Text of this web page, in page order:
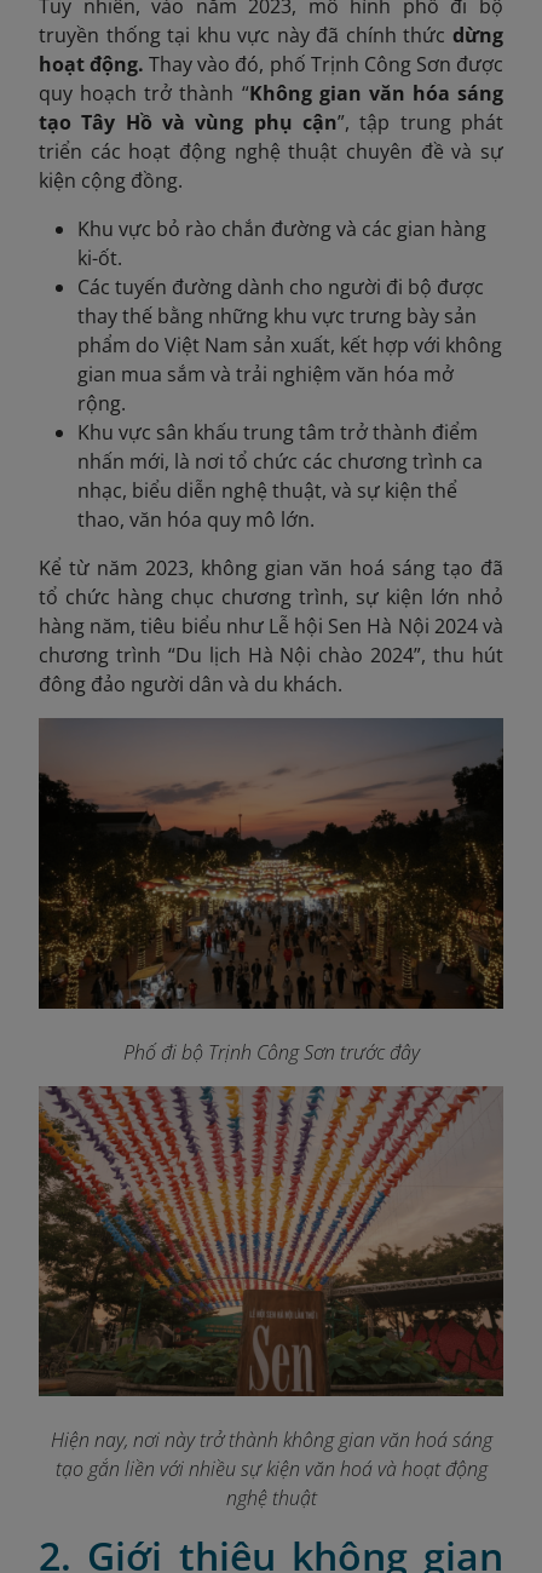
Tuy nhiên, vào năm 2023, mô hình phố đi bộ
truyền thống tại khu vực này đã chính thức dừng
hoạt động.Thay vào đó, phố Trịnh Công Sơn được
quy hoạch trở thành “Không gian văn hóa sáng
tạo Tây Hồ và vùng phụ cận”, tập trung phát
triển các hoạt động nghệ thuật chuyên đề và sự
kiện cộng đồng.
Khu vực bỏ rào chắn đường và các gian hàng
ki-ốt.
Các tuyến đường dành cho người đi bộ được
thay thế bằng những khu vực trưng bày sản
phẩm do Việt Nam sản xuất, kết hợp với không
gian mua sắm và trải nghiệm văn hóa mở
rộng.
Khu vực sân khấu trung tâm trở thành điểm
nhấn mới, là nơi tổ chức các chương trình ca
nhạc, biểu diễn nghệ thuật, và sự kiện thể
thao, văn hóa quy mô lớn.
Kể từ năm 2023, không gian văn hoá sáng tạo đã
tổ chức hàng chục chương trình, sự kiện lớn nhỏ
hàng năm, tiêu biểu như Lễ hội Sen Hà Nội 2024 và
chương trình “Du lịch Hà Nội chào 2024”, thu hút
đông đảo người dân và du khách.
Phố đi bộ Trịnh Công Sơn trước đây
Hiện nay, nơi này trở thành không gian văn hoá sáng
tạo gắn liền với nhiều sự kiện văn hoá và hoạt động
nghệ thuật
2. Giới thiệu không gian